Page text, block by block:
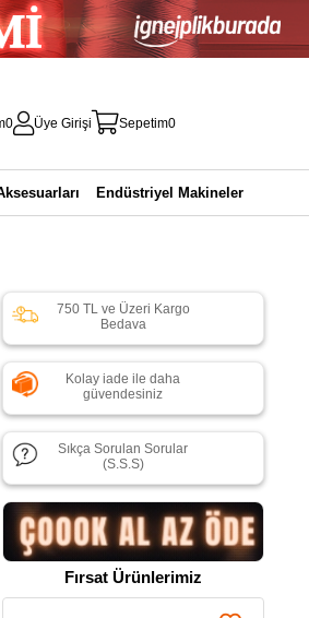
0 Üye Girişi Sepetim0
Endüstriyel Makineler
750 TL ve Üzeri Kargo
Bedava
Kolay iade ile daha
güvendesiniz
Sıkça Sorulan Sorular
(S.S.S)
Fırsat Ürünlerimiz